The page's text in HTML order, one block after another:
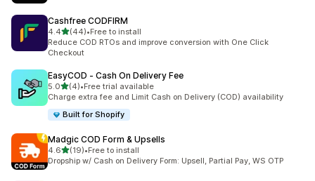
Cashfree CODFIRM
4.4เต็ม 5 ดาว
(44)
ทั้งหมด 44 รีวิว
•Free to install
Reduce COD RTOs and improve conversion with One Click
Checkout
EasyCOD ‑ Cash On Delivery Fee
5.0เต็ม 5 ดาว
(4)
ทั้งหมด 4 รีวิว
•Free trial available
Charge extra fee and Limit Cash on Delivery (COD) availability
Built for Shopify
Madgic COD Form & Upsells
4.6เต็ม 5 ดาว
(19)
ทั้งหมด 19 รีวิว
•Free to install
Dropship w/ Cash on Delivery Form: Upsell, Partial Pay, WS OTP